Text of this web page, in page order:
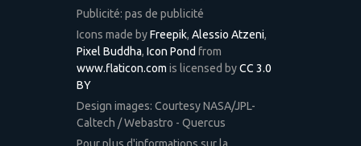
Publicité: pas de publicité
Icons made byFreepik, Alessio Atzeni,
Pixel Buddha, Icon Pond from
www.flaticon.com is licensed byCC 3.0
BY
Design images: Courtesy NASA/JPL-
Caltech / Webastro - Quercus